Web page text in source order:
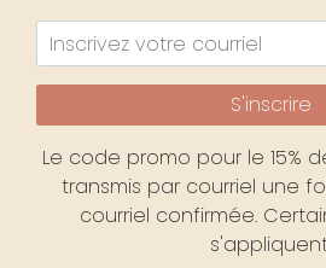
S'inscrire
Le code promo pour le 15%
transmis par courriel une
courriel confirmée.